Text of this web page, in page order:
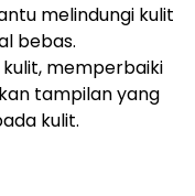
melindungi kulit
bebas.
memperbaiki
tampilan yang
kulit.